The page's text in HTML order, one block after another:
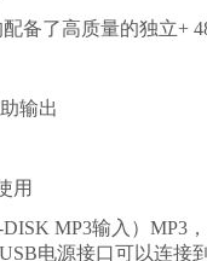
备了高质量的独立+
输出
用
MP3输入）MP3
电源接口可以连接